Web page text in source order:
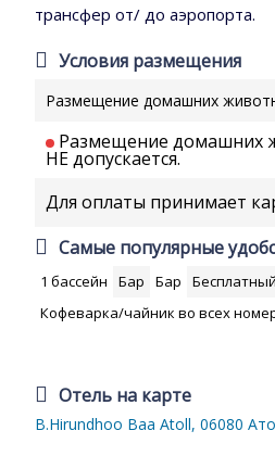
трансфер от/ до аэропорта.
Условия размещения
Размещение домашних
Размещение домашних
НЕ допускается.
Для оплаты принимает
Самые популярные
1 бассейн Бар Бар
Кофеварка/чайник во всех
Отель на карте
B.Hirundhoo Baa Atoll, 06080